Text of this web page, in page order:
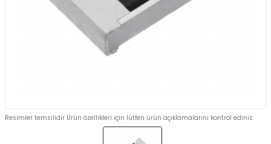
Resimler temsilidir Ürün özellikleri için lütfen ürün açıklamalarını kontrol ediniz